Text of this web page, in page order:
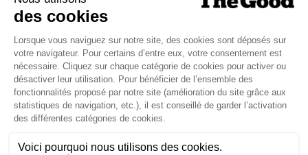
Je suis déjà abonné(e) :
version digitale